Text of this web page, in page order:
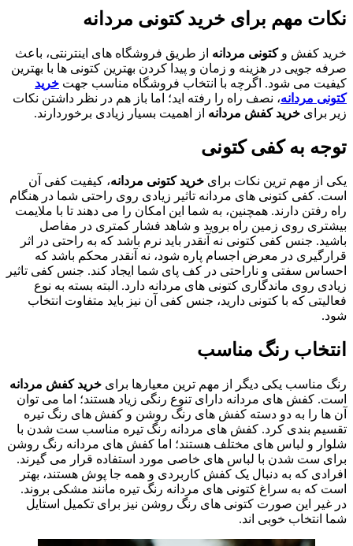
نکات مهم برای خرید کتونی مردانه
خرید کفش وکتونی مردانه از طریق فروشگاه های اینترنتی، باعث
صرفه جویی در هزینه و زمان و پیدا کردن بهترین کتونی ها با بهترین
کیفیت می شود. اگرچه با انتخاب فروشگاه مناسب جهت خرید
کتونی مردانه، نصف راه را رفته اید؛ اما باز هم در نظر داشتن نکات
زیر برای خرید کفش مردانه از اهمیت بسیار زیادی برخوردارند.
توجه به کفی کتونی
یکی از مهم ترین نکات برای خرید کتونی مردانه، کیفیت کفی آن
است. کفی کتونی های مردانه تاثیر زیادی روی راحتی شما در هنگام
راه رفتن دارند. همچنین، به شما این امکان را می دهند تا با ملایمت
بیشتری روی زمین راه بروید و شاهد فشار کمتری در مفاصل
باشید. جنس کفی کتونی نه آنقدر باید نرم باشد که به راحتی در اثر
قرارگیری در معرض اجسام پاره شود، نه آنقدر محکم باشد که
احساس سفتی و ناراحتی در کف پای شما ایجاد کند. جنس کفی تاثیر
زیادی روی ماندگاری کتونی های مردانه دارد. البته بسته به نوع
فعالیتی که با کتونی دارید، جنس کفی آن نیز باید متفاوت انتخاب
شود.
انتخاب رنگ مناسب
رنگ مناسب یکی دیگر از مهم ترین معیارها برای خرید کفش مردانه
است. کفش های مردانه دارای تنوع رنگی زیاد هستند؛ اما می توان
آن ها را به دو دسته کفش های رنگ روشن و کفش های رنگ تیره
تقسیم بندی کرد. کفش های مردانه رنگ تیره مناسب ست شدن با
شلوار و لباس های مختلف هستند؛ اما کفش های مردانه رنگ روشن
برای ست شدن با لباس های خاصی مورد استفاده قرار می گیرند.
افرادی که به دنبال یک کفش کاربردی و همه جا پوش هستند، بهتر
است که به سراغ کتونی های مردانه رنگ تیره مانند مشکی بروند.
در غیر این صورت کتونی های رنگ روشن نیز برای تکمیل استایل
شما انتخاب خوبی اند.